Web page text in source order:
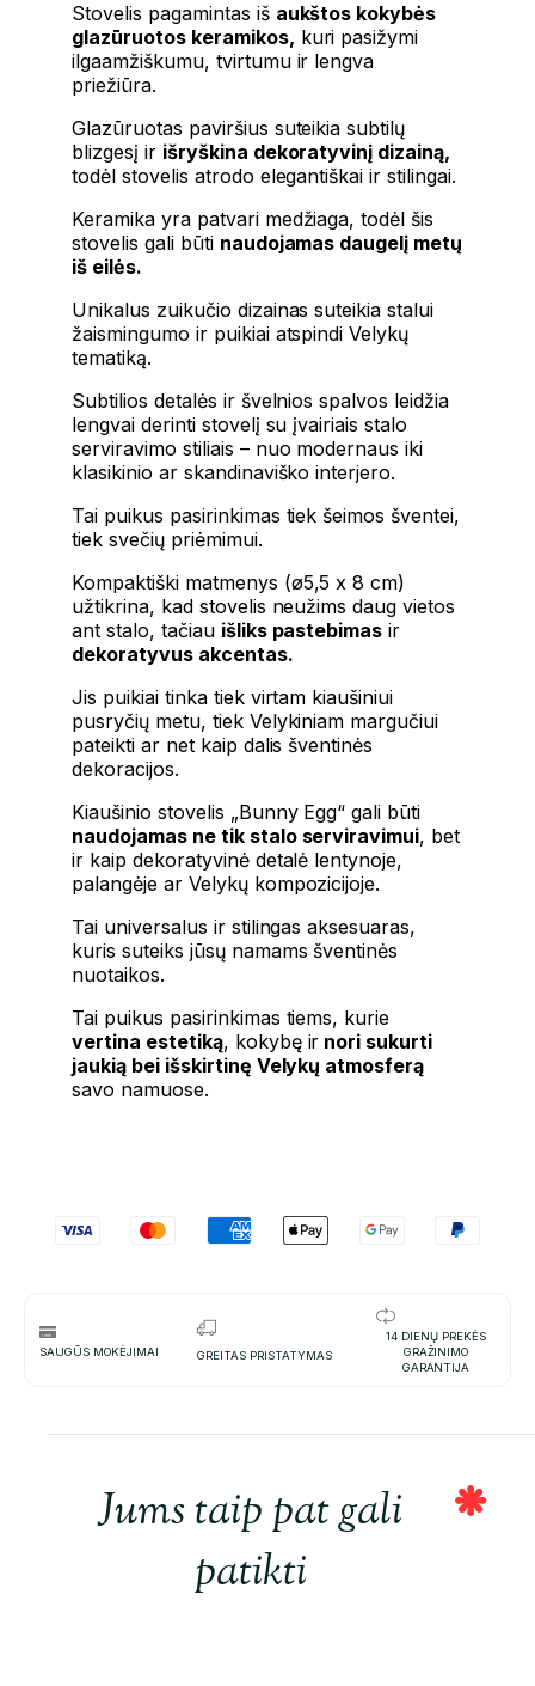
Stovelis pagamintas iš aukštos kokybės
glazūruotos keramikos, kuri pasižymi
ilgaamžiškumu, tvirtumu ir lengva
priežiūra.
Glazūruotas paviršius suteikia subtilų
blizgesį ir išryškina dekoratyvinį dizainą,
todėl stovelis atrodo elegantiškai ir stilingai.
Keramika yra patvari medžiaga, todėl šis
stovelis gali būti naudojamas daugelį metų
iš eilės.
Unikalus zuikučio dizainas suteikia stalui
žaismingumo ir puikiai atspindi Velykų
tematiką.
Subtilios detalės ir švelnios spalvos leidžia
lengvai derinti stovelį su įvairiais stalo
serviravimo stiliais – nuo modernaus iki
klasikinio ar skandinaviško interjero.
Tai puikus pasirinkimas tiek šeimos šventei,
tiek svečių priėmimui.
Kompaktiški matmenys (ø5,5 x 8 cm)
užtikrina, kad stovelis neužims daug vietos
ant stalo, tačiau išliks pastebimas ir
dekoratyvus akcentas.
Jis puikiai tinka tiek virtam kiaušiniui
pusryčių metu, tiek Velykiniam margučiui
pateikti ar net kaip dalis šventinės
dekoracijos.
Kiaušinio stovelis „Bunny Egg“ gali būti
naudojamas ne tik stalo serviravimui, bet
ir kaip dekoratyvinė detalė lentynoje,
palangėje ar Velykų kompozicijoje.
Tai universalus ir stilingas aksesuaras,
kuris suteiks jūsų namams šventinės
nuotaikos.
Tai puikus pasirinkimas tiems, kurie
vertina estetiką, kokybę ir nori sukurti
jaukią bei išskirtinę Velykų atmosferą
savo namuose.
SAUGŪS MOKĖJIMAI GREITAS PRISTATYMAS
14 DIENŲ PREKĖS
GRAŽINIMO
GARANTIJA
Jums taip pat gali
patikti